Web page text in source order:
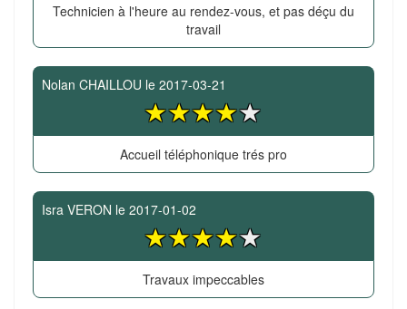
Technicien à l'heure au rendez-vous, et pas déçu du
travail
Nolan CHAILLOU le 2017-03-21
Accueil téléphonique trés pro
Isra VERON le 2017-01-02
Travaux impeccables